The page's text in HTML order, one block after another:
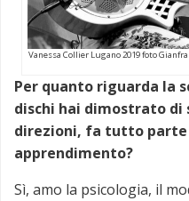
Vanessa Collier Lugano 2019 foto
Per quanto riguarda la
dischi hai dimostrato di
direzioni, fa tutto parte
apprendimento?
Sì, amo la psicologia, il